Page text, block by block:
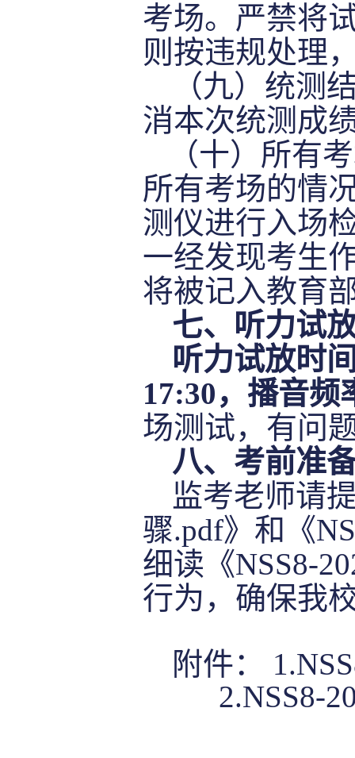
考场。严禁将
则按违规处理
（九）统测
消本次统测成
（十）所有
所有考场的情
测仪进行入场
一经发现考生
将被记入教育
七、听力试
听力试放时
17:30，播音频
场测试，有问
八、考前准
监考老师请
骤.pdf》和《
细读《NSS8-
行为，确保我
附件：
1.NSS
2.NSS8-